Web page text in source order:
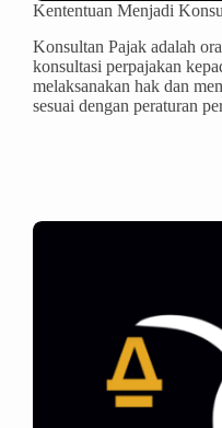
Kententuan Menjadi
Konsultan Pajak adalah
konsultasi perpajakan
melaksanakan hak dan
sesuai dengan peraturan